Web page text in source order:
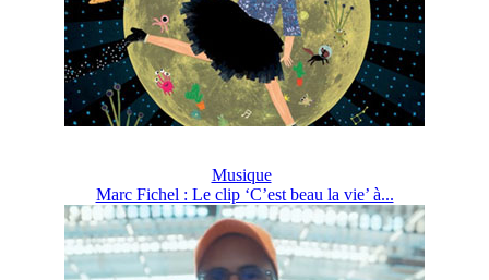
Musique
Marc Fichel : Le clip ‘C’est beau la vie’ à...